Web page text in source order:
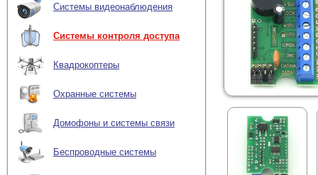
Системы видеонаблюдения
Системы контроля доступа
Квадрокоптеры
Охранные системы
Домофоны и системы связи
Беспроводные системы